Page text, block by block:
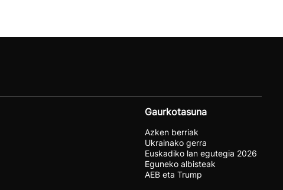
Gaurkotasuna
Azken berriak
Ukrainako gerra
Euskadiko lan egutegia 2026
Eguneko albisteak
AEB eta Trump